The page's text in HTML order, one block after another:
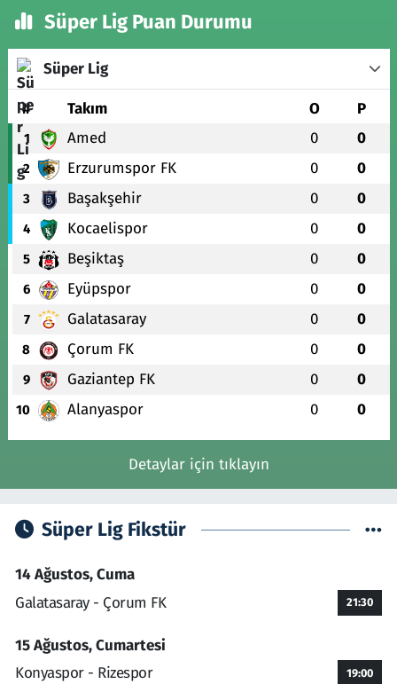
Süper Lig Puan Durumu
Süper Lig
# Takım O P
1 Amed 0 0
2 Erzurumspor FK 0 0
3 Başakşehir 0 0
4 Kocaelispor 0 0
5 Beşiktaş 0 0
6 Eyüpspor 0 0
7 Galatasaray 0 0
8 Çorum FK 0 0
9 Gaziantep FK 0 0
10 Alanyaspor 0 0
Detaylar için tıklayın
Süper Lig Fikstür
14 Ağustos, Cuma
Galatasaray - Çorum FK
21:30
15 Ağustos, Cumartesi
Konyaspor - Rizespor
19:00